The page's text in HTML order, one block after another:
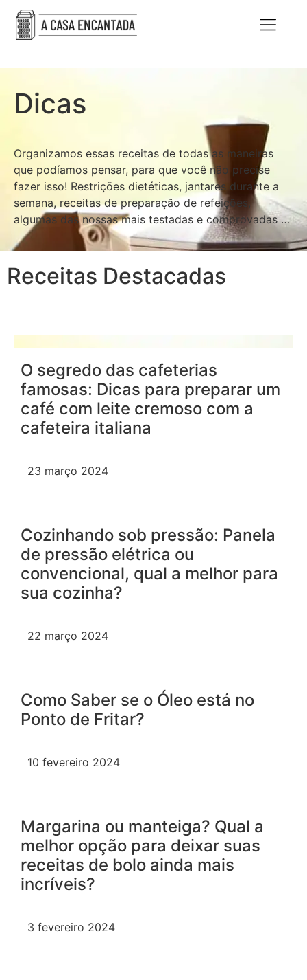
Dicas
Organizamos essas receitas de todas as maneiras
que podíamos pensar, para que você não precise
fazer isso! Restrições dietéticas, jantares durante a
semana, receitas de preparação de refeições,
algumas das nossas mais testadas e comprovadas …
Receitas Destacadas
O segredo das cafeterias
famosas: Dicas para preparar um
café com leite cremoso com a
cafeteira italiana
23 março 2024
Cozinhando sob pressão: Panela
de pressão elétrica ou
convencional, qual a melhor para
sua cozinha?
22 março 2024
Como Saber se o Óleo está no
Ponto de Fritar?
10 fevereiro 2024
Margarina ou manteiga? Qual a
melhor opção para deixar suas
receitas de bolo ainda mais
incríveis?
3 fevereiro 2024